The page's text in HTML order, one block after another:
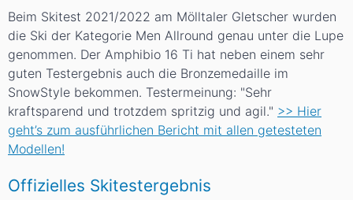
Beim Skitest 2021/2022 am Mölltaler Gletscher wurden
die Ski der Kategorie Men Allround genau unter die Lupe
genommen. Der Amphibio 16 Ti hat neben einem sehr
guten Testergebnis auch die Bronzemedaille im
SnowStyle bekommen. Testermeinung: "Sehr
kraftsparend und trotzdem spritzig und agil." >> Hier
geht’s zum ausführlichen Bericht mit allen getesteten
Modellen!
Offizielles Skitestergebnis